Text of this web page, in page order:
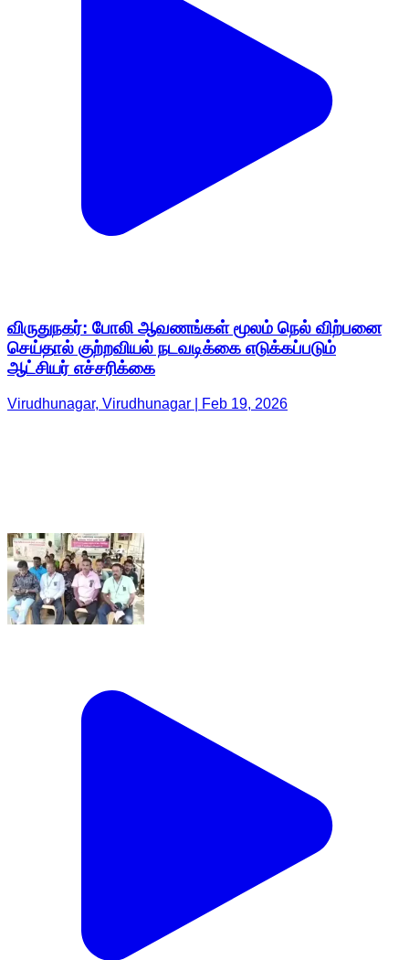
விருதுநகர்: போலி ஆவணங்கள் மூலம் நெல் விற்பனை
செய்தால் குற்றவியல் நடவடிக்கை எடுக்கப்படும்
ஆட்சியர் எச்சரிக்கை
Virudhunagar, Virudhunagar | Feb 19, 2026